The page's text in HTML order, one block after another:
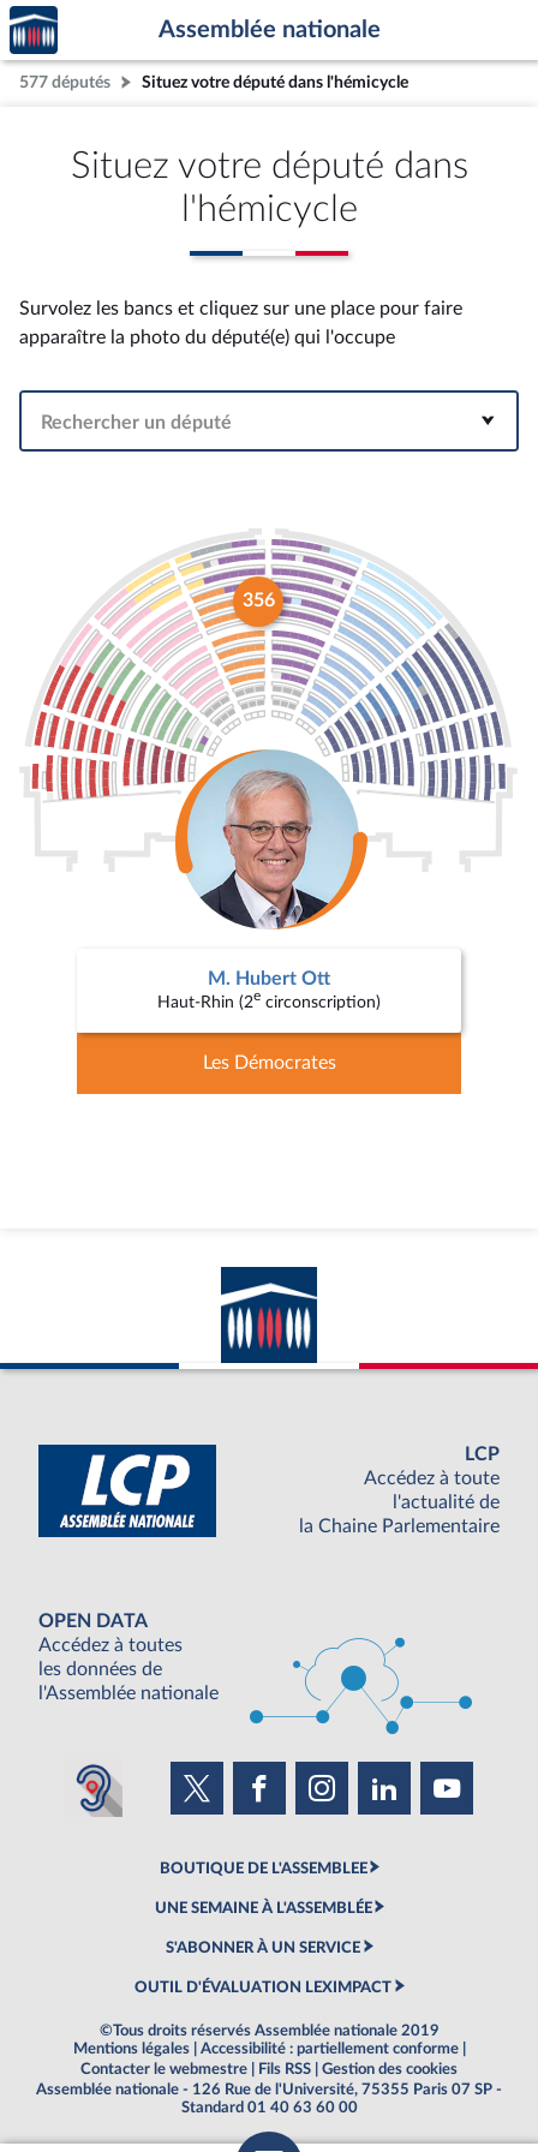
Aller au contenu
Aller en bas de la page
Accèder
à la
page
d'accueil
Assemblée nationale
577 députés Situez votre député dans l'hémicycle
Situez votre député dans
l'hémicycle
Survolez les bancs et cliquez sur une place pour faire
apparaître la photo du député(e) qui l'occupe
Rechercher un député
356
M. Hubert Ott
Haut-Rhin (2e circonscription)
Les Démocrates
LCP
Accédez à toute
l'actualité de
la Chaine Parlementaire
OPEN DATA
Accédez à toutes
les données de
l'Assemblée nationale
BOUTIQUE DE L'ASSEMBLEE
UNE SEMAINE À L'ASSEMBLÉE
S'ABONNER À UN SERVICE
OUTIL D'ÉVALUATION LEXIMPACT
©Tous droits réservés Assemblée nationale 2019
Mentions légales
Accessibilité : partiellement conforme
Contacter le webmestre
Fils RSS
Gestion des cookies
Assemblée nationale - 126 Rue de l'Université, 75355 Paris 07 SP -
Standard 01 40 63 60 00